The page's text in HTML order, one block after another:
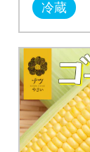
冷蔵